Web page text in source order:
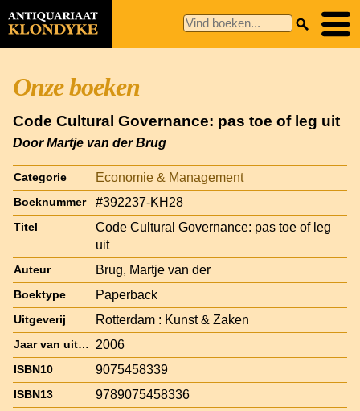
Onze boeken
Code Cultural Governance: pas toe of leg uit
Door Martje van der Brug
Categorie Economie & Management
Boeknummer #392237-KH28
Titel
Code Cultural Governance: pas toe of leg
uit
Auteur Brug, Martje van der
Boektype Paperback
Uitgeverij Rotterdam : Kunst & Zaken
Jaar van uitgave 2006
ISBN10 9075458339
ISBN13 9789075458336